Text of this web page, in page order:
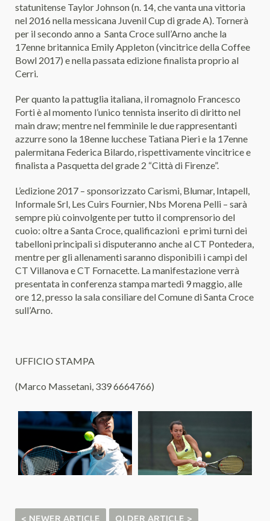
statunitense Taylor Johnson (n. 14, che vanta una vittoria
nel 2016 nella messicana Juvenil Cup di grade A). Tornerà
per il secondo anno a Santa Croce sull’Arno anche la
17enne britannica Emily Appleton (vincitrice della Coffee
Bowl 2017) e nella passata edizione finalista proprio al
Cerri.
Per quanto la pattuglia italiana, il romagnolo Francesco
Forti è al momento l’unico tennista inserito di diritto nel
main draw; mentre nel femminile le due rappresentanti
azzurre sono la 18enne lucchese Tatiana Pieri e la 17enne
palermitana Federica Bilardo, rispettivamente vincitrice e
finalista a Pasquetta del grade 2 “Città di Firenze”.
L’edizione 2017 – sponsorizzato Carismi, Blumar, Intapell,
Informale Srl, Les Cuirs Fournier, Nbs Morena Pelli – sarà
sempre più coinvolgente per tutto il comprensorio del
cuoio: oltre a Santa Croce, qualificazioni e primi turni dei
tabelloni principali si disputeranno anche al CT Pontedera,
mentre per gli allenamenti saranno disponibili i campi del
CT Villanova e CT Fornacette. La manifestazione verrà
presentata in conferenza stampa martedì 9 maggio, alle
ore 12, presso la sala consiliare del Comune di Santa Croce
sull’Arno.
UFFICIO STAMPA
(Marco Massetani, 339 6664766)
< NEWER ARTICLE OLDER ARTICLE >